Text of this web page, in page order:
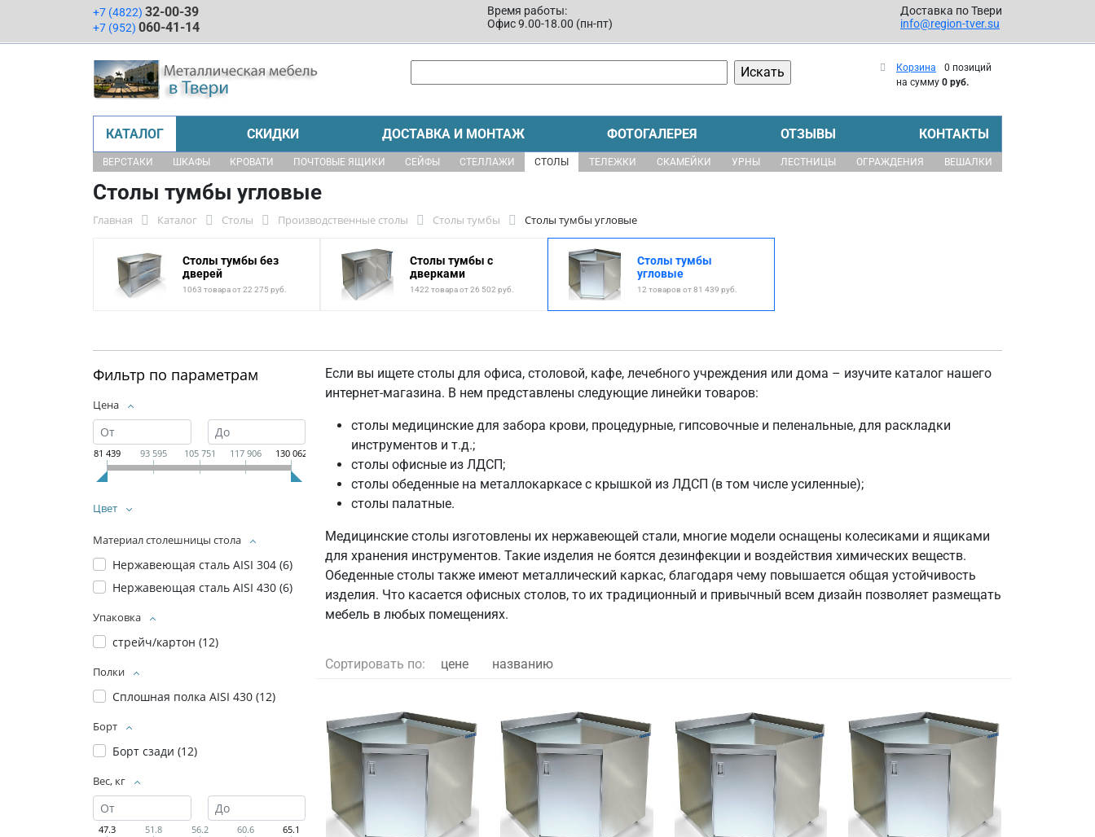
+7 (4822) 32-00-39
+7 (952) 060-41-14
Время работы:
Офис 9.00-18.00 (пн-пт)
Доставка по Твери
info@region-tver.su
Корзина
0 позиций
на сумму 0 руб.
КАТАЛОГ СКИДКИ ДОСТАВКА И МОНТАЖ ФОТОГАЛЕРЕЯ ОТЗЫВЫ КОНТАКТЫ
ВЕРСТАКИ ШКАФЫ КРОВАТИ ПОЧТОВЫЕ ЯЩИКИ СЕЙФЫ СТЕЛЛАЖИ СТОЛЫ ТЕЛЕЖКИ СКАМЕЙКИ УРНЫ ЛЕСТНИЦЫ ОГРАЖДЕНИЯ ВЕШАЛКИ
Столы тумбы угловые
Главная Каталог Столы Производственные столы Столы тумбы Столы тумбы угловые
Столы тумбы без
дверей
1063 товара от 22 275 руб.
Столы тумбы с
дверками
1422 товара от 26 502 руб.
Столы тумбы
угловые
12 товаров от 81 439 руб.
Фильтр по параметрам
Цена
81 439 93 595 105 751 117 906 130 062
Цвет
Материал столешницы стола
Нержавеющая сталь AISI 304 (6)
Нержавеющая сталь AISI 430 (6)
Упаковка
стрейч/картон (12)
Полки
Сплошная полка AISI 430 (12)
Борт
Борт сзади (12)
Вес, кг
47.3 51.8 56.2 60.6 65.1
Если вы ищете столы для офиса, столовой, кафе, лечебного учреждения или дома – изучите каталог нашего
интернет-магазина. В нем представлены следующие линейки товаров:
столы медицинские для забора крови, процедурные, гипсовочные и пеленальные, для раскладки
инструментов и т.д.;
столы офисные из ЛДСП;
столы обеденные на металлокаркасе с крышкой из ЛДСП (в том числе усиленные);
столы палатные.
Медицинские столы изготовлены их нержавеющей стали, многие модели оснащены колесиками и ящиками
для хранения инструментов. Такие изделия не боятся дезинфекции и воздействия химических веществ.
Обеденные столы также имеют металлический каркас, благодаря чему повышается общая устойчивость
изделия. Что касается офисных столов, то их традиционный и привычный всем дизайн позволяет размещать
мебель в любых помещениях.
Сортировать по: цене названию